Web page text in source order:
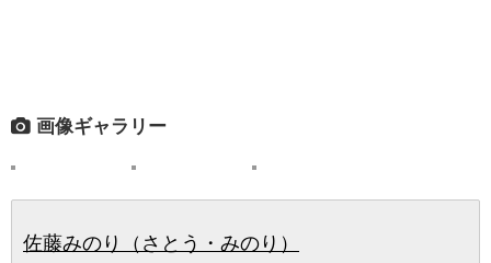
画像ギャラリー
佐藤みのり（さとう・みのり）